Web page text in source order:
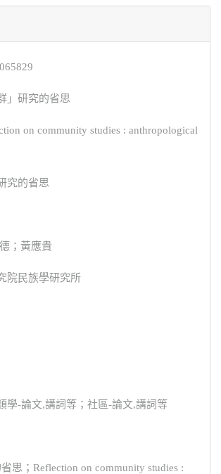
」研究的省思
on community studies : anthropological
究的省思
；黃應貴
院民族學研究所
學-論文,講詞等；社區-論文,講詞等
思；Reflection on community studies :